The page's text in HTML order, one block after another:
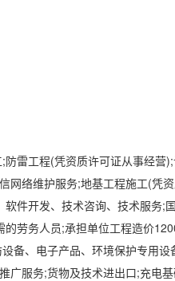
雷工程(凭资质许可证从事经营
网络维护服务;地基工程施工(凭
件开发、技术咨询、技术服务;
劳务人员;承担单位工程造价
备、电子产品、环境保护专用
广服务;货物及技术进出口;充电